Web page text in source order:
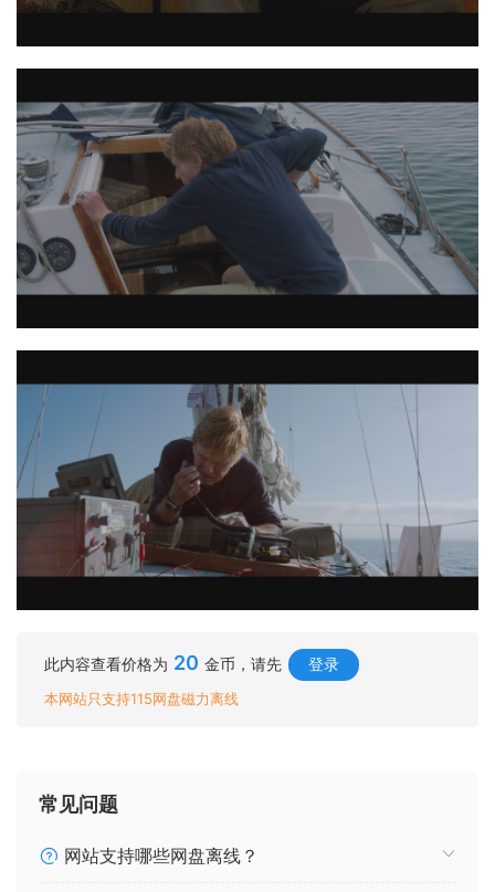
此内容查看价格为 20 金币，请先 登录
本网站只支持115网盘磁力离线
常见问题
网站支持哪些网盘离线？